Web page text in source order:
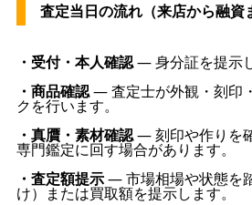
査定当日の流れ（来店から融資
・受付・本人確認— 身分証を提示
・商品確認— 査定士が外観・刻印
クを行います。
・真贋・素材確認— 刻印や作りを
専門鑑定に回す場合があります。
・査定額提示— 市場相場や状態を
け）または買取額を提示します。